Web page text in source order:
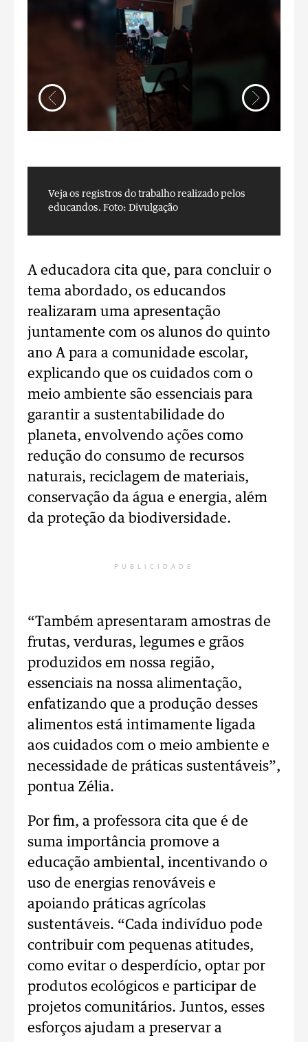
Veja os registros do trabalho realizado pelos
educandos. Foto: Divulgação
A educadora cita que, para concluir o
tema abordado, os educandos
realizaram uma apresentação
juntamente com os alunos do quinto
ano A para a comunidade escolar,
explicando que os cuidados com o
meio ambiente são essenciais para
garantir a sustentabilidade do
planeta, envolvendo ações como
redução do consumo de recursos
naturais, reciclagem de materiais,
conservação da água e energia, além
da proteção da biodiversidade.
PUBLICIDADE
“Também apresentaram amostras de
frutas, verduras, legumes e grãos
produzidos em nossa região,
essenciais na nossa alimentação,
enfatizando que a produção desses
alimentos está intimamente ligada
aos cuidados com o meio ambiente e
necessidade de práticas sustentáveis”,
pontua Zélia.
Por fim, a professora cita que é de
suma importância promove a
educação ambiental, incentivando o
uso de energias renováveis e
apoiando práticas agrícolas
sustentáveis. “Cada indivíduo pode
contribuir com pequenas atitudes,
como evitar o desperdício, optar por
produtos ecológicos e participar de
projetos comunitários. Juntos, esses
esforços ajudam a preservar a